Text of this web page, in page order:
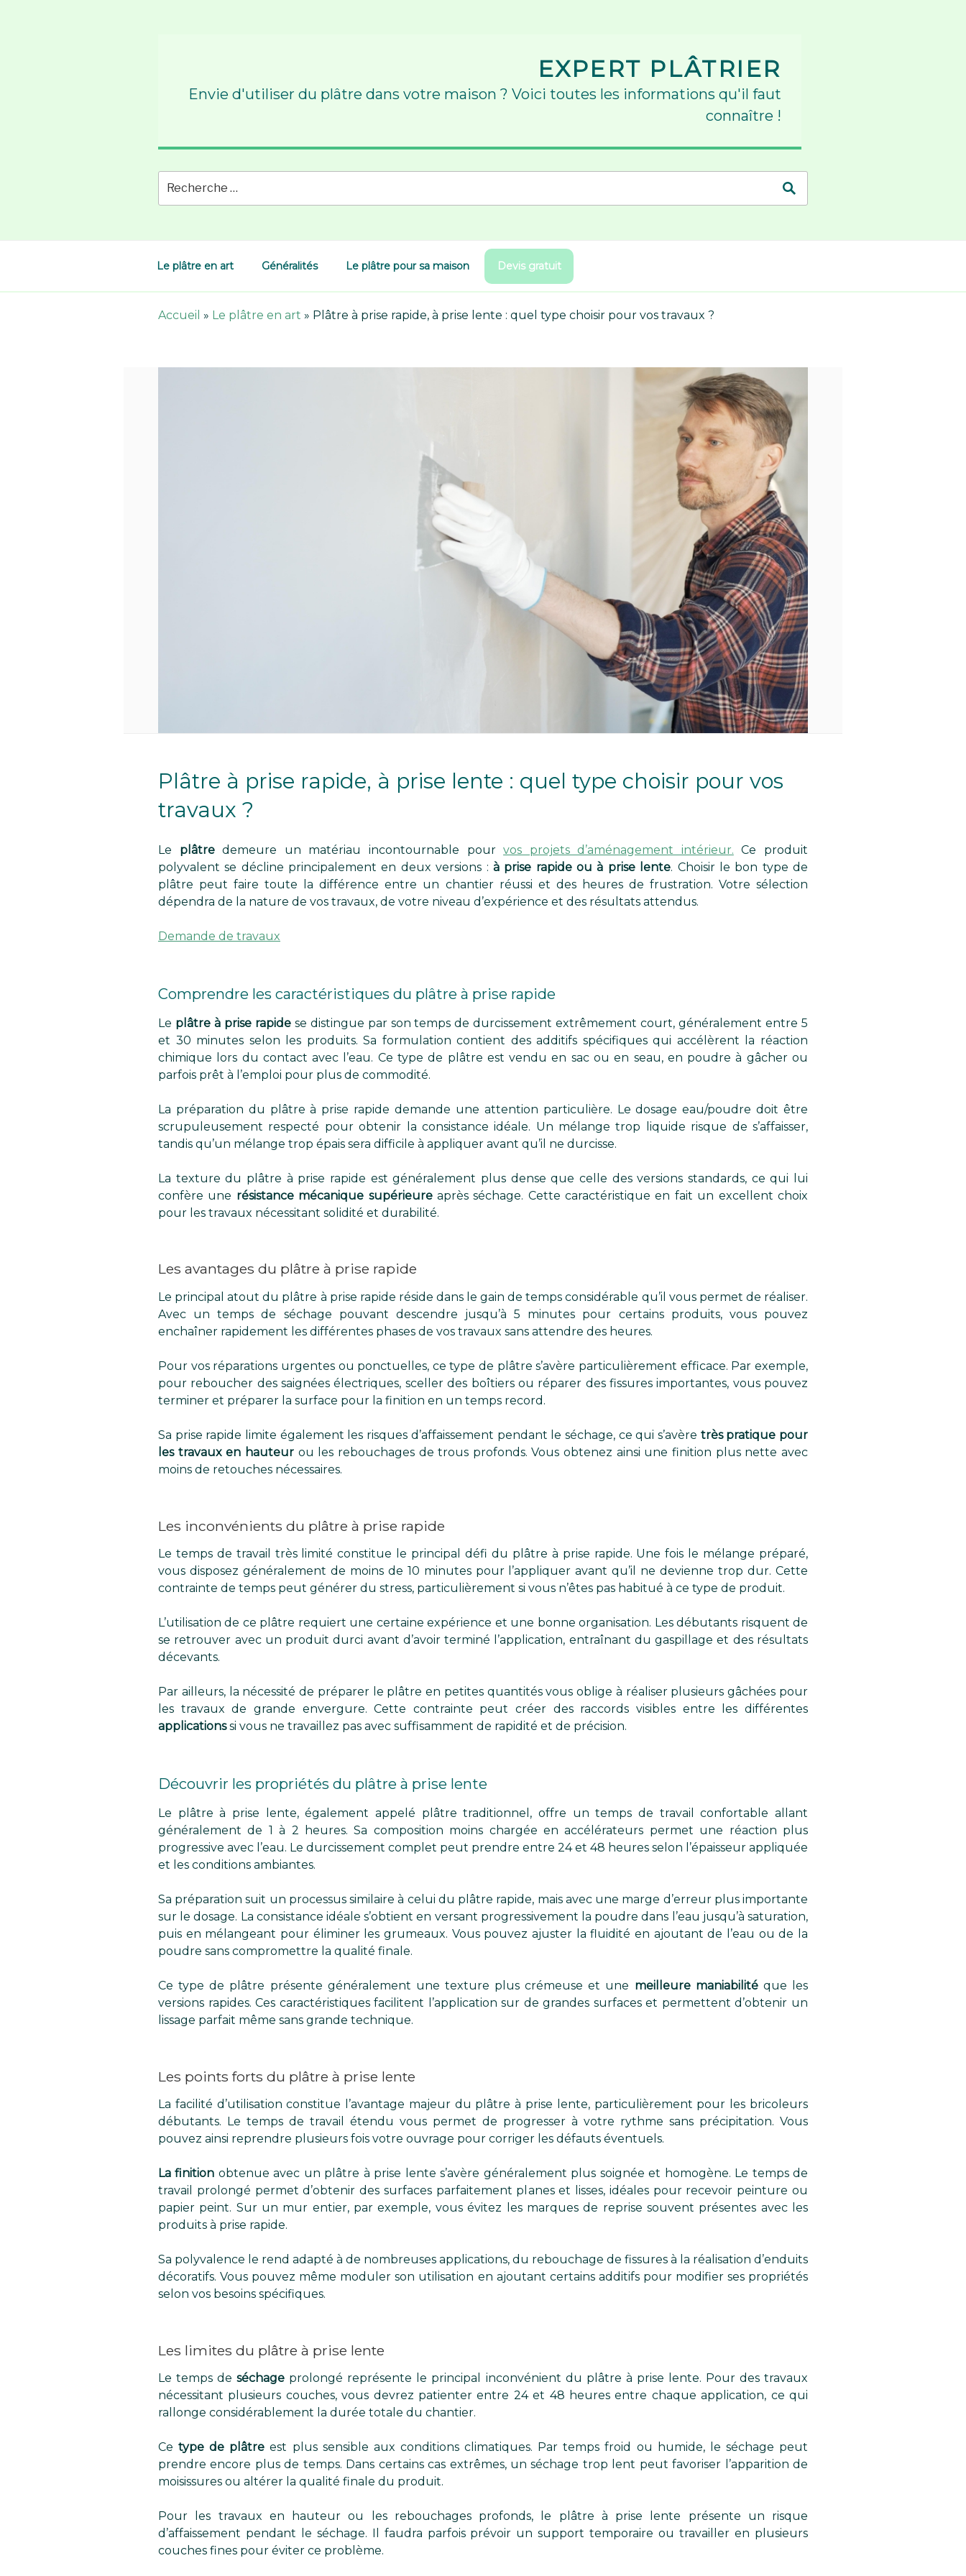
EXPERT PLÂTRIER
Envie d'utiliser du plâtre dans votre maison ? Voici toutes les informations qu'il faut
connaître !
Le plâtre en art Généralités Le plâtre pour sa maison Devis gratuit
Accueil » Le plâtre en art » Plâtre à prise rapide, à prise lente : quel type choisir pour vos travaux ?
Plâtre à prise rapide, à prise lente : quel type choisir pour vos
travaux ?
Le plâtredemeure un matériau incontournable pourvos projets d’aménagement intérieur. Ce produit
polyvalent se décline principalement en deux versions : à prise rapide ou à prise lente. Choisir le bon type de
plâtre peut faire toute la différence entre un chantier réussi et des heures de frustration. Votre sélection
dépendra de la nature de vos travaux, de votre niveau d’expérience et des résultats attendus.
Demande de travaux
Comprendre les caractéristiques du plâtre à prise rapide
Le plâtre à prise rapidese distingue par son temps de durcissement extrêmement court, généralement entre 5
et 30 minutes selon les produits. Sa formulation contient des additifs spécifiques qui accélèrent la réaction
chimique lors du contact avec l’eau. Ce type de plâtre est vendu en sac ou en seau, en poudre à gâcher ou
parfois prêt à l’emploi pour plus de commodité.
La préparation du plâtre à prise rapide demande une attention particulière. Le dosage eau/poudre doit être
scrupuleusement respecté pour obtenir la consistance idéale. Un mélange trop liquide risque de s’affaisser,
tandis qu’un mélange trop épais sera difficile à appliquer avant qu’il ne durcisse.
La texture du plâtre à prise rapide est généralement plus dense que celle des versions standards, ce qui lui
confère une résistance mécanique supérieureaprès séchage. Cette caractéristique en fait un excellent choix
pour les travaux nécessitant solidité et durabilité.
Les avantages du plâtre à prise rapide
Le principal atout du plâtre à prise rapide réside dans le gain de temps considérable qu’il vous permet de réaliser.
Avec un temps de séchage pouvant descendre jusqu’à 5 minutes pour certains produits, vous pouvez
enchaîner rapidement les différentes phases de vos travaux sans attendre des heures.
Pour vos réparations urgentes ou ponctuelles, ce type de plâtre s’avère particulièrement efficace. Par exemple,
pour reboucher des saignées électriques, sceller des boîtiers ou réparer des fissures importantes, vous pouvez
terminer et préparer la surface pour la finition en un temps record.
Sa prise rapide limite également les risques d’affaissement pendant le séchage, ce qui s’avère très pratique pour
les travaux en hauteurou les rebouchages de trous profonds. Vous obtenez ainsi une finition plus nette avec
moins de retouches nécessaires.
Les inconvénients du plâtre à prise rapide
Le temps de travail très limité constitue le principal défi du plâtre à prise rapide. Une fois le mélange préparé,
vous disposez généralement de moins de 10 minutes pour l’appliquer avant qu’il ne devienne trop dur. Cette
contrainte de temps peut générer du stress, particulièrement si vous n’êtes pas habitué à ce type de produit.
L’utilisation de ce plâtre requiert une certaine expérience et une bonne organisation. Les débutants risquent de
se retrouver avec un produit durci avant d’avoir terminé l’application, entraînant du gaspillage et des résultats
décevants.
Par ailleurs, la nécessité de préparer le plâtre en petites quantités vous oblige à réaliser plusieurs gâchées pour
les travaux de grande envergure. Cette contrainte peut créer des raccords visibles entre les différentes
applicationssi vous ne travaillez pas avec suffisamment de rapidité et de précision.
Découvrir les propriétés du plâtre à prise lente
Le plâtre à prise lente, également appelé plâtre traditionnel, offre un temps de travail confortable allant
généralement de 1 à 2 heures. Sa composition moins chargée en accélérateurs permet une réaction plus
progressive avec l’eau. Le durcissement complet peut prendre entre 24 et 48 heures selon l’épaisseur appliquée
et les conditions ambiantes.
Sa préparation suit un processus similaire à celui du plâtre rapide, mais avec une marge d’erreur plus importante
sur le dosage. La consistance idéale s’obtient en versant progressivement la poudre dans l’eau jusqu’à saturation,
puis en mélangeant pour éliminer les grumeaux. Vous pouvez ajuster la fluidité en ajoutant de l’eau ou de la
poudre sans compromettre la qualité finale.
Ce type de plâtre présente généralement une texture plus crémeuse et une meilleure maniabilitéque les
versions rapides. Ces caractéristiques facilitent l’application sur de grandes surfaces et permettent d’obtenir un
lissage parfait même sans grande technique.
Les points forts du plâtre à prise lente
La facilité d’utilisation constitue l’avantage majeur du plâtre à prise lente, particulièrement pour les bricoleurs
débutants. Le temps de travail étendu vous permet de progresser à votre rythme sans précipitation. Vous
pouvez ainsi reprendre plusieurs fois votre ouvrage pour corriger les défauts éventuels.
La finition obtenue avec un plâtre à prise lente s’avère généralement plus soignée et homogène. Le temps de
travail prolongé permet d’obtenir des surfaces parfaitement planes et lisses, idéales pour recevoir peinture ou
papier peint. Sur un mur entier, par exemple, vous évitez les marques de reprise souvent présentes avec les
produits à prise rapide.
Sa polyvalence le rend adapté à de nombreuses applications, du rebouchage de fissures à la réalisation d’enduits
décoratifs. Vous pouvez même moduler son utilisation en ajoutant certains additifs pour modifier ses propriétés
selon vos besoins spécifiques.
Les limites du plâtre à prise lente
Le temps deséchage prolongé représente le principal inconvénient du plâtre à prise lente. Pour des travaux
nécessitant plusieurs couches, vous devrez patienter entre 24 et 48 heures entre chaque application, ce qui
rallonge considérablement la durée totale du chantier.
Ce type de plâtre est plus sensible aux conditions climatiques. Par temps froid ou humide, le séchage peut
prendre encore plus de temps. Dans certains cas extrêmes, un séchage trop lent peut favoriser l’apparition de
moisissures ou altérer la qualité finale du produit.
Pour les travaux en hauteur ou les rebouchages profonds, le plâtre à prise lente présente un risque
d’affaissement pendant le séchage. Il faudra parfois prévoir un support temporaire ou travailler en plusieurs
couches fines pour éviter ce problème.